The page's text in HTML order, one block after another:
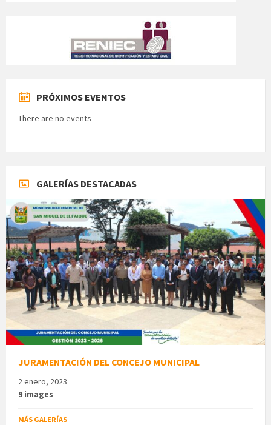
PRÓXIMOS EVENTOS
There are no events
GALERÍAS DESTACADAS
JURAMENTACIÓN DEL CONCEJO MUNICIPAL
2 enero, 2023
9 images
MÁS GALERÍAS